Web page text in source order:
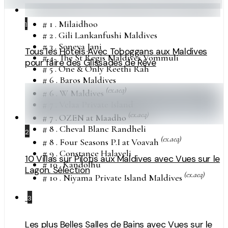
1
Tous les Hôtels Avec Toboggans aux Maldives
pour faire des Glissades de Rêve
2
10 Villas sur Pilotis aux Maldives avec Vues sur le
Lagon. Sélection
3
Les plus Belles Salles de Bains avec Vues sur le
# 1 . Milaidhoo
# 2 . Gili Lankanfushi Maldives
# 3 . Soneva Jani
# 4 . The St Regis Maldives Vommuli
# 5 . One & Only Reethi Rah
# 6 . Baros Maldives
# 6 . W Maldives (ex.aeq)
# 7 . OZEN at Maadho (ex.aeq)
# 8 . Cheval Blanc Randheli
# 8 . Four Seasons P.I at Voavah (ex.aeq)
# 9 . Constance Halaveli
# 10 . Kandolhu
# 10 . Niyama Private Island Maldives (ex.aeq)